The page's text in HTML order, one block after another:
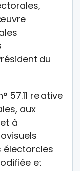
du
57.11 relative
aux
à
électorales
et